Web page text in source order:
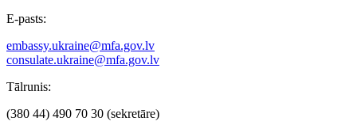
E-pasts:
embassy.ukraine@mfa.gov.lv
consulate.ukraine@mfa.gov.lv
Tālrunis:
(380 44) 490 70 30 (sekretāre)